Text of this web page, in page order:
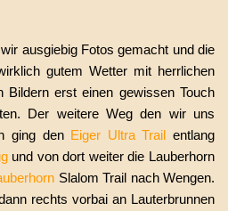
ausgiebig Fotos gemacht und die
gutem Wetter mit herrlichen
Bildern erst einen gewissen Touch
Der weitere Weg den wir uns
ging den Eiger Ultra Trail entlang
und von dort weiter die Lauberhorn
Slalom Trail nach Wengen.
rechts vorbai an Lauterbrunnen